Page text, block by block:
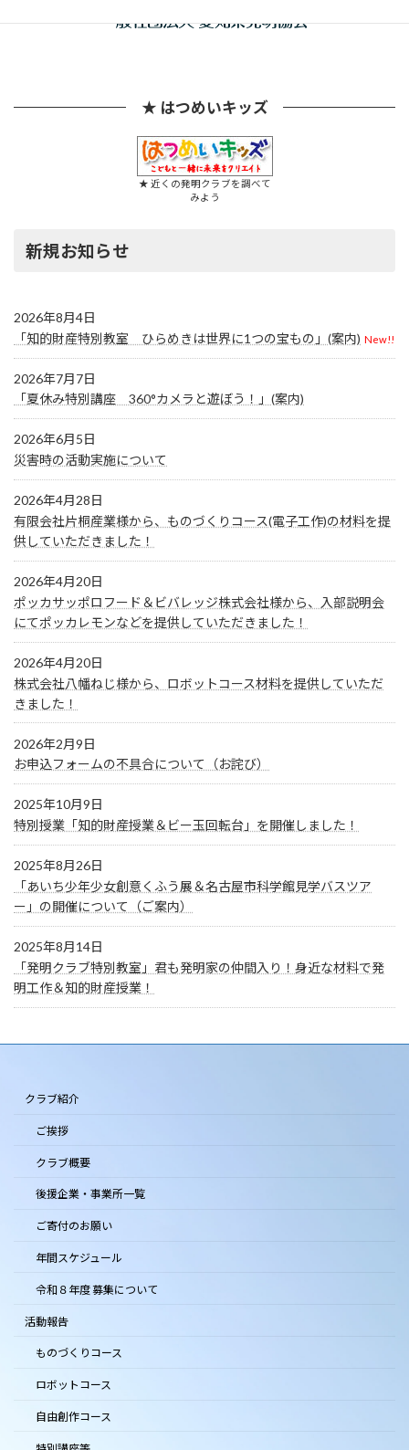
★ はつめいキッズ
★ 近くの発明クラブを調べて
みよう
新規お知らせ
2026年8月4日
「知的財産特別教室 ひらめきは世界に1つの宝もの」(案内) New!!
2026年7月7日
「夏休み特別講座 360°カメラと遊ぼう！」(案内)
2026年6月5日
災害時の活動実施について
2026年4月28日
有限会社片桐産業様から、ものづくりコース(電子工作)の材料を提
供していただきました！
2026年4月20日
ポッカサッポロフード＆ビバレッジ株式会社様から、入部説明会
にてポッカレモンなどを提供していただきました！
2026年4月20日
株式会社八幡ねじ様から、ロボットコース材料を提供していただ
きました！
2026年2月9日
お申込フォームの不具合について（お詫び）
2025年10月9日
特別授業「知的財産授業＆ビー玉回転台」を開催しました！
2025年8月26日
「あいち少年少女創意くふう展＆名古屋市科学館見学バスツア
ー」の開催について（ご案内）
2025年8月14日
「発明クラブ特別教室」君も発明家の仲間入り！身近な材料で発
明工作＆知的財産授業！
クラブ紹介
ご挨拶
クラブ概要
後援企業・事業所一覧
ご寄付のお願い
年間スケジュール
令和８年度 募集について
活動報告
ものづくりコース
ロボットコース
自由創作コース